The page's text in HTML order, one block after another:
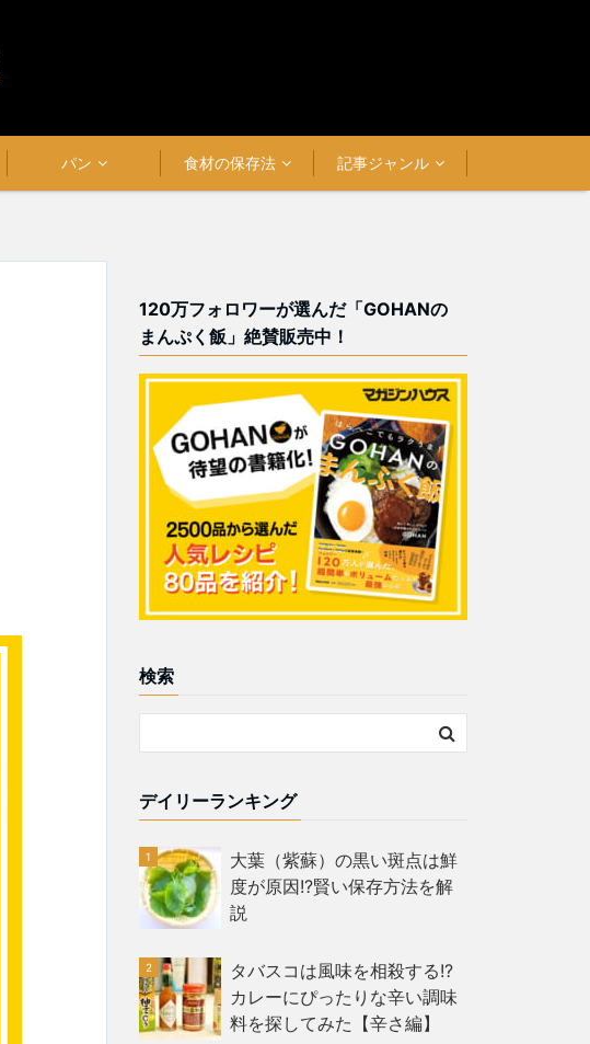
パン 食材の保存法 記事ジャンル
120万フォロワーが選んだ「GOHANの
まんぷく飯」絶賛販売中！
検索
デイリーランキング
大葉（紫蘇）の黒い斑点は鮮
度が原因!?賢い保存方法を解
説
タバスコは風味を相殺する!?
カレーにぴったりな辛い調味
料を探してみた【辛さ編】